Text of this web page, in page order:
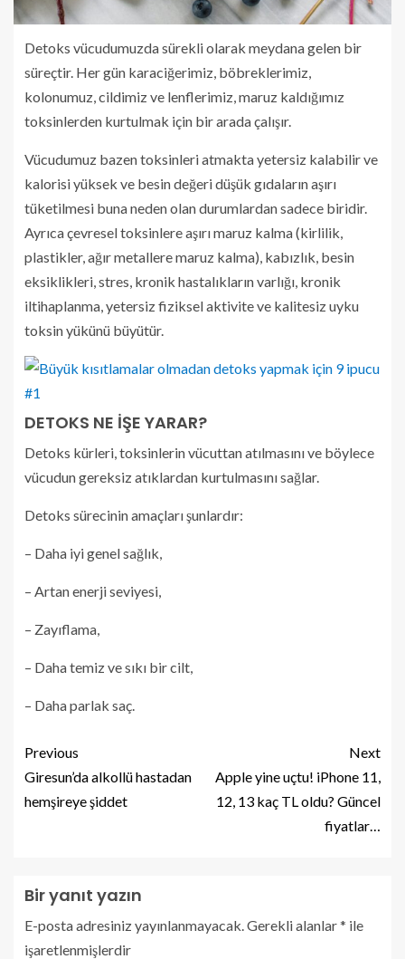
Detoks vücudumuzda sürekli olarak meydana gelen bir
süreçtir. Her gün karaciğerimiz, böbreklerimiz,
kolonumuz, cildimiz ve lenflerimiz, maruz kaldığımız
toksinlerden kurtulmak için bir arada çalışır.
Vücudumuz bazen toksinleri atmakta yetersiz kalabilir ve
kalorisi yüksek ve besin değeri düşük gıdaların aşırı
tüketilmesi buna neden olan durumlardan sadece biridir.
Ayrıca çevresel toksinlere aşırı maruz kalma (kirlilik,
plastikler, ağır metallere maruz kalma), kabızlık, besin
eksiklikleri, stres, kronik hastalıkların varlığı, kronik
iltihaplanma, yetersiz fiziksel aktivite ve kalitesiz uyku
toksin yükünü büyütür.
DETOKS NE İŞE YARAR?
Detoks kürleri, toksinlerin vücuttan atılmasını ve böylece
vücudun gereksiz atıklardan kurtulmasını sağlar.
Detoks sürecinin amaçları şunlardır:
– Daha iyi genel sağlık,
– Artan enerji seviyesi,
– Zayıflama,
– Daha temiz ve sıkı bir cilt,
– Daha parlak saç.
Previous
Giresun’da alkollü hastadan
hemşireye şiddet
Next
Apple yine uçtu! iPhone 11,
12, 13 kaç TL oldu? Güncel
fiyatlar…
Bir yanıt yazın
E-posta adresiniz yayınlanmayacak. Gerekli alanlar* ile
işaretlenmişlerdir